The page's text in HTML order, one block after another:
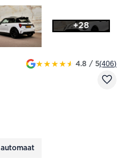
+28
★★★★★ 4.8 / 5(406)
automaat